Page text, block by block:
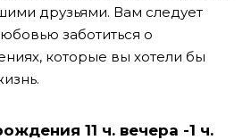
друзьями. Вам следует
заботиться о
которые вы хотели бы
11 ч. вечера -1 ч.